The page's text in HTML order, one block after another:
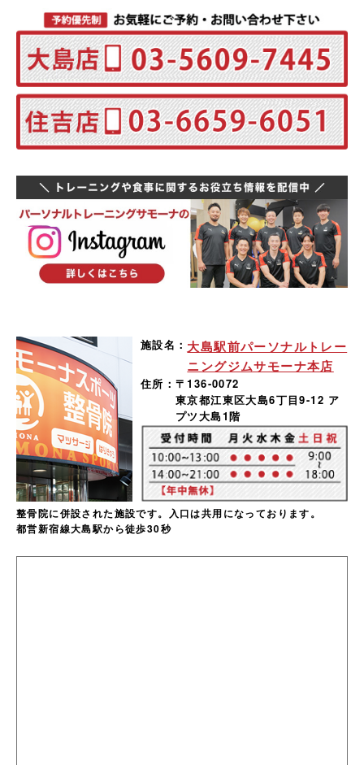
施設名： 大島駅前パーソナルトレー
ニングジムサモーナ本店
住所： 〒136-0072
東京都江東区大島6丁目9-12 ア
プツ大島1階
整骨院に併設された施設です。入口は共用になっております。
都営新宿線大島駅から徒歩30秒